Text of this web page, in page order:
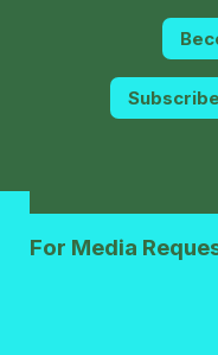
For Media